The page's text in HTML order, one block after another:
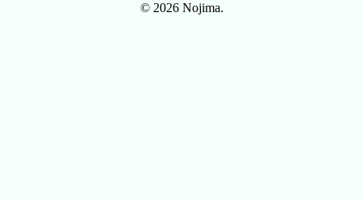
© 2026 Nojima.